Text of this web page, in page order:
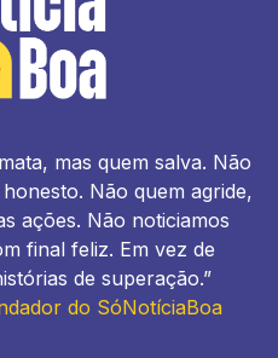
mas quem salva. Não
Não quem agride,
ações. Não noticiamos
final feliz. Em vez de
de superação.”
do SóNotíciaBoa